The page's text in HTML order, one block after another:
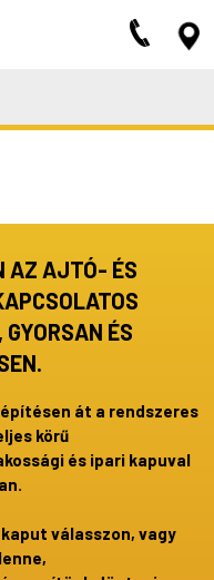
AZ AJTÓ- ÉS
ÉS
át a rendszeres
körű
és ipari kapuval
válasszon, vagy